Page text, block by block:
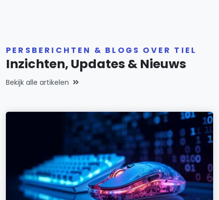
PERSBERICHTEN & BLOGS OVER TIEL
Inzichten, Updates & Nieuws
Bekijk alle artikelen